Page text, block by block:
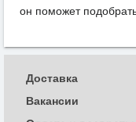
он поможет
Доставка
Вакансии